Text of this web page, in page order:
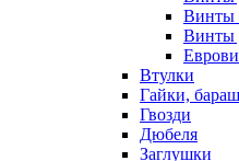
Винты
Винты
Втулки
Гайки,
Гвозди
Дюбеля
Заглушки